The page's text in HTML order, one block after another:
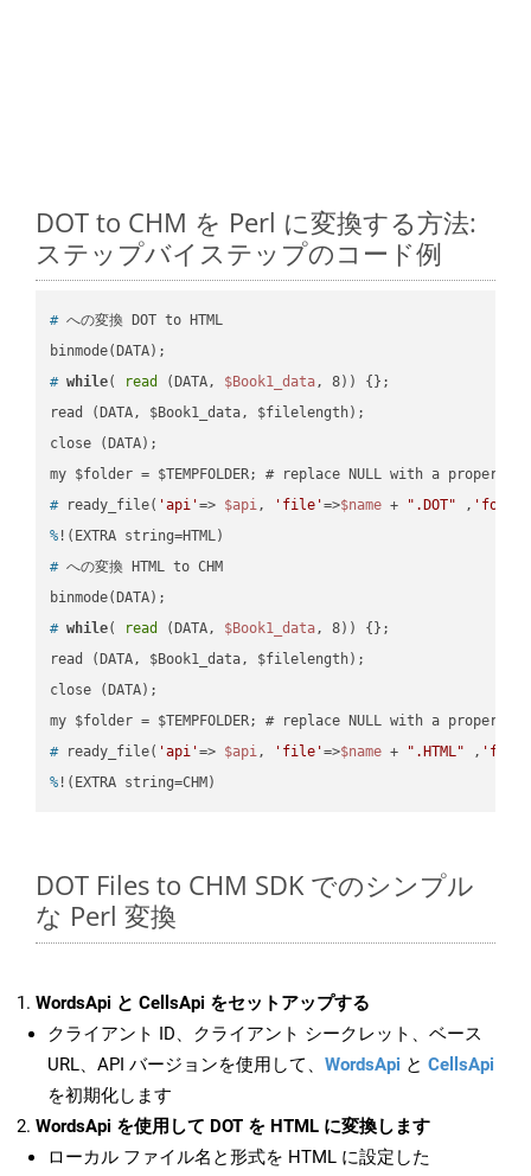
DOT to CHM を Perl に変換する方法:
ステップバイステップのコード例
# への変換 DOT to HTML
# while( read (DATA, $Book1_data, 8)) {};
read (DATA, $Book1_data, $filelength);
close (DATA);
# ready_file( 'api'=> $api, 'file'=>$name + ".DOT" ,
% !(EXTRA string=HTML)
# への変換 HTML to CHM
# while( read (DATA, $Book1_data, 8)) {};
read (DATA, $Book1_data, $filelength);
close (DATA);
# ready_file( 'api'=> $api, 'file'=>$name + ".HTML" ,
% !(EXTRA string=CHM)
DOT Files to CHM SDK でのシンプル
な Perl 変換
WordsApi と CellsApi をセットアップする
クライアント ID、クライアント シークレット、ベース
URL、API バージョンを使用して、 WordsApi と CellsApi
を初期化します
WordsApi を使用して DOT を HTML に変換します
ローカル ファイル名と形式を HTML に設定した